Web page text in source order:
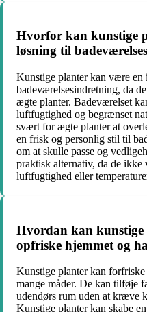
Hvorfor kan kunstige
løsning til
Kunstige planter kan være en
badeværelsesindretning, da
ægte planter. Badeværelset
luftfugtighed og begrænset
svært for ægte planter at
en frisk og personlig stil til
om at skulle passe og
praktisk alternativ, da de
luftfugtighed eller
Hvordan kan
opfriske hjemmet og
Kunstige planter kan
mange måder. De kan tilføje
udendørs rum uden at kræve
Kunstige planter kan skabe